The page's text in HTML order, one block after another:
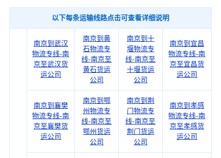
以下每条运输线路点击可查看详细说明
南京到武汉
物流专线-南
京至武汉货
运公司
南京到黄
石物流专
线-南京至
黄石货运
公司
南京到十
堰物流专
线-南京至
十堰货运
公司
南京到宜昌
物流专线-南
京至宜昌货
运公司
南京到襄樊
物流专线-南
京至襄樊货
运公司
南京到鄂
州物流专
线-南京至
鄂州货运
公司
南京到荆
门物流专
线-南京至
荆门货运
公司
南京到孝感
物流专线-南
京至孝感货
运公司